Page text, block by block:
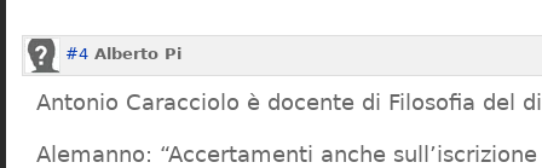
#4 Alberto Pi
Antonio Caracciolo è docente di Filosofia del
Alemanno: “Accertamenti anche